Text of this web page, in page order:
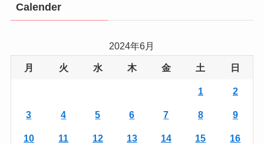
Calender
2024年6月
月 火 水 木 金 土 日
1 2
3 4 5 6 7 8 9
10 11 12 13 14 15 16